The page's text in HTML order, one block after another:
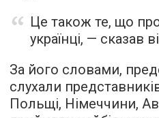
Це також те, що
українці, — сказав
За його словами,
слухали представників
Польщі, Німеччини,